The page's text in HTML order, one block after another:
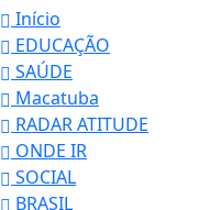
Início
EDUCAÇÃO
SAÚDE
Macatuba
RADAR ATITUDE
ONDE IR
SOCIAL
BRASIL